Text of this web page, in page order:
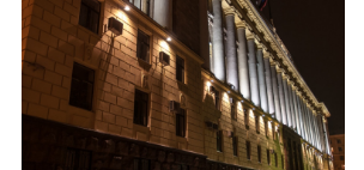
Заказать услугу:
Заявка на проектирование